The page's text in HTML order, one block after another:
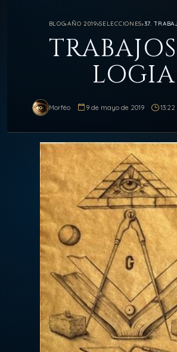
BLOG›AÑO 2019›SELECCIONES›37.
LOGIA
Morféo 9 de mayo de 2019 13:22